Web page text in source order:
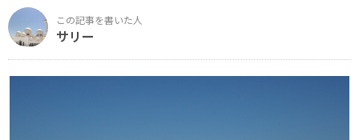
サリー